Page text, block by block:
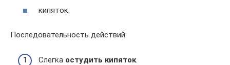
кипяток.
Последовательность действий:
Слегка остудить кипяток.